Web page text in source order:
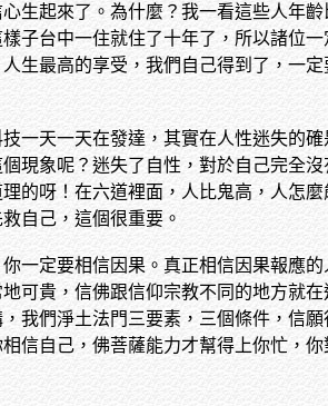
生起來了。為什麼？我一看這些人年
子台中一住就住了十年了，所以諸位
生最高的享受，我們自己得到了，一定
一天一天在發達，其實在人性迷失的
現象呢？迷失了自性，對於自己完全
的呀！在六道裡面，人比鬼高，人怎
自己，這個很重要。
一定要相信因果。真正相信因果報應
可貴，信佛跟信仰宗教不同的地方就
我們淨土法門三要素，三個條件，信
信自己，佛菩薩能力才幫得上你忙，